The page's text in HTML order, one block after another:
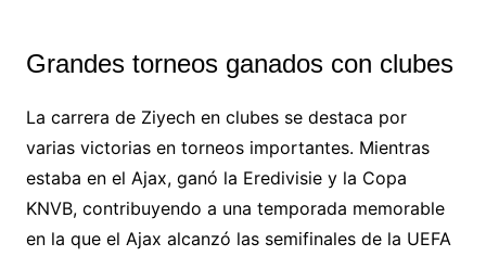
Grandes torneos ganados con clubes
La carrera de Ziyech en clubes se destaca por
varias victorias en torneos importantes. Mientras
estaba en el Ajax, ganó la Eredivisie y la Copa
KNVB, contribuyendo a una temporada memorable
en la que el Ajax alcanzó las semifinales de la UEFA